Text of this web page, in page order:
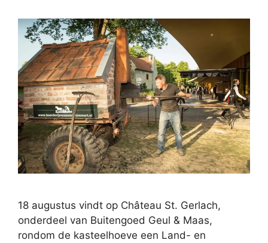
18 augustus vindt op Château St. Gerlach,
onderdeel van Buitengoed Geul & Maas,
rondom de kasteelhoeve een Land- en